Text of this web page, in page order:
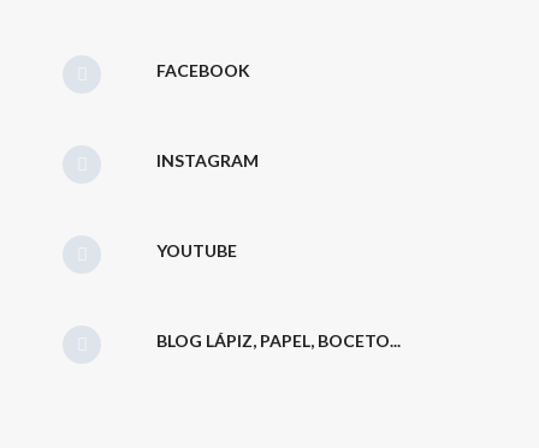
FACEBOOK
INSTAGRAM
YOUTUBE
BLOG LÁPIZ, PAPEL, BOCETO...